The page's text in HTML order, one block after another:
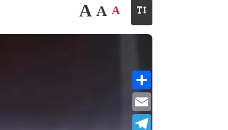
A
A
A
Share
Email
Telegram